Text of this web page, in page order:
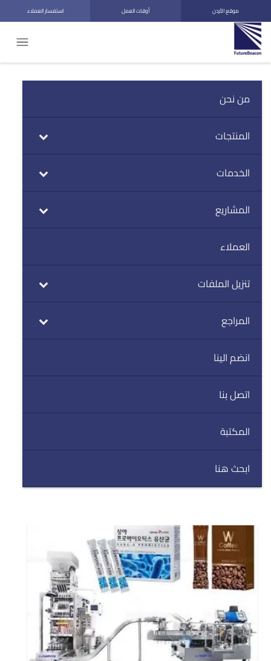
موقع الأردن أوقات العمل استفسار العملاء
من نحن
المنتجات
الخدمات
المشاريع
العملاء
تنزيل الملفات
المراجع
انضم الينا
اتصل بنا
المكتبة
ابحث هنا